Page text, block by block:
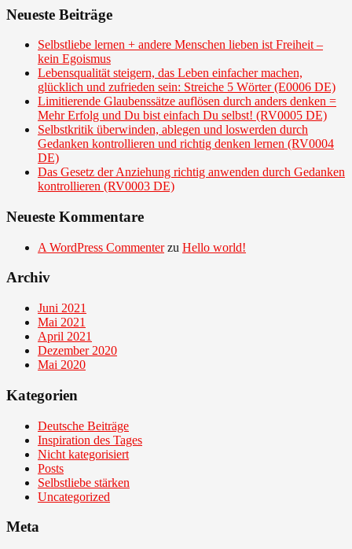
Neueste Beiträge
Selbstliebe lernen + andere Menschen lieben ist Freiheit –
kein Egoismus
Lebensqualität steigern, das Leben einfacher machen,
glücklich und zufrieden sein: Streiche 5 Wörter (E0006 DE)
Limitierende Glaubenssätze auflösen durch anders denken =
Mehr Erfolg und Du bist einfach Du selbst! (RV0005 DE)
Selbstkritik überwinden, ablegen und loswerden durch
Gedanken kontrollieren und richtig denken lernen (RV0004
DE)
Das Gesetz der Anziehung richtig anwenden durch Gedanken
kontrollieren (RV0003 DE)
Neueste Kommentare
A WordPress Commenterzu Hello world!
Archiv
Juni 2021
Mai 2021
April 2021
Dezember 2020
Mai 2020
Kategorien
Deutsche Beiträge
Inspiration des Tages
Nicht kategorisiert
Posts
Selbstliebe stärken
Uncategorized
Meta